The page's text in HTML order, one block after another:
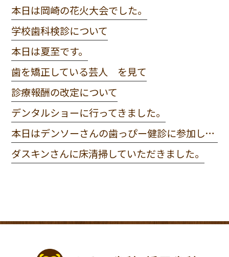
本日は岡崎の花火大会でした。
学校歯科検診について
本日は夏至です。
歯を矯正している芸人 を見て
診療報酬の改定について
デンタルショーに行ってきました。
本日はデンソーさんの歯っぴー健診に参加してきました。
ダスキンさんに床清掃していただきました。